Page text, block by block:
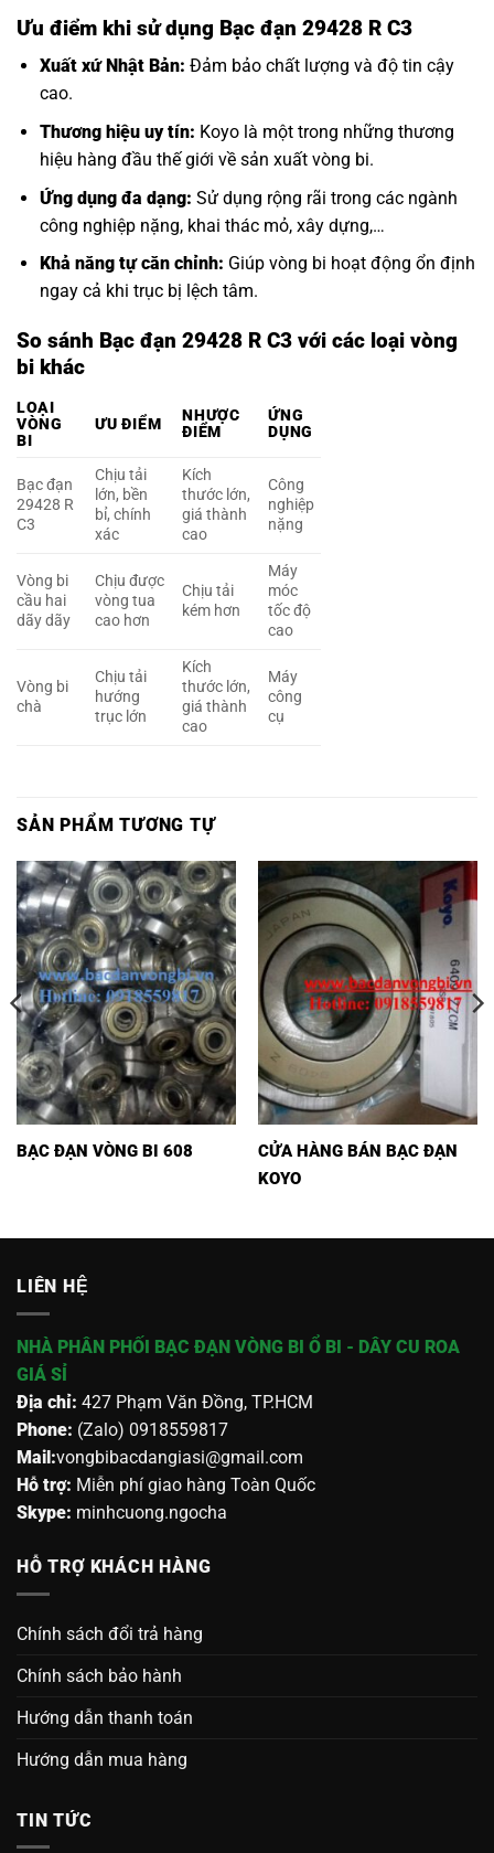
Ưu điểm khi sử dụng Bạc đạn 29428 R C3
Xuất xứ Nhật Bản: Đảm bảo chất lượng và độ tin cậy
cao.
Thương hiệu uy tín: Koyo là một trong những thương
hiệu hàng đầu thế giới về sản xuất vòng bi.
Ứng dụng đa dạng: Sử dụng rộng rãi trong các ngành
công nghiệp nặng, khai thác mỏ, xây dựng,…
Khả năng tự căn chỉnh: Giúp vòng bi hoạt động ổn định
ngay cả khi trục bị lệch tâm.
So sánh Bạc đạn 29428 R C3 với các loại vòng
bi khác
LOẠI
VÒNG
BI
ƯU ĐIỂM
NHƯỢC
ĐIỂM
ỨNG
DỤNG
Bạc đạn
29428 R
C3
Chịu tải
lớn, bền
bỉ, chính
xác
Kích
thước lớn,
giá thành
cao
Công
nghiệp
nặng
Vòng bi
cầu hai
dãy dãy
Chịu được
vòng tua
cao hơn
Chịu tải
kém hơn
Máy
móc
tốc độ
cao
Vòng bi
chà
Chịu tải
hướng
trục lớn
Kích
thước lớn,
giá thành
cao
Máy
công
cụ
SẢN PHẨM TƯƠNG TỰ
BẠC ĐẠN VÒNG BI 608
CỬA HÀNG BÁN BẠC ĐẠN
KOYO
LIÊN HỆ
NHÀ PHÂN PHỐI BẠC ĐẠN VÒNG BI Ổ BI - DÂY CU ROA
GIÁ SỈ
Địa chỉ: 427 Phạm Văn Đồng, TP.HCM
Phone: (Zalo) 0918559817
Mail:vongbibacdangiasi@gmail.com
Hỗ trợ: Miễn phí giao hàng Toàn Quốc
Skype: minhcuong.ngocha
HỖ TRỢ KHÁCH HÀNG
Chính sách đổi trả hàng
Chính sách bảo hành
Hướng dẫn thanh toán
Hướng dẫn mua hàng
TIN TỨC